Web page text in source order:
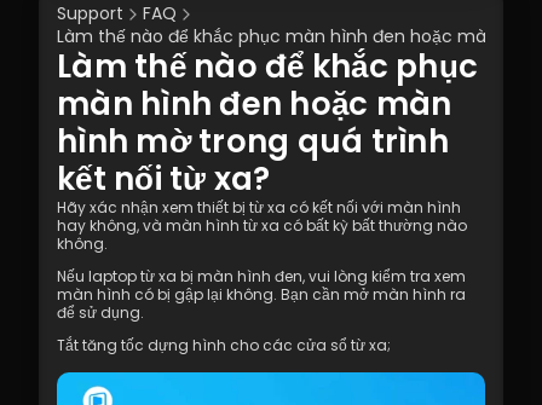
Terms of Service
Privacy Policy
Tài khoản Cá nhân DeskIn?
Cách thiết lập truy cập từ xa không cần
giám sát trên DeskIn
Phải làm gì nếu không nhận được Email
xác minh khi đăng nhập vào các thiết bị
mới?
Support
FAQ
Làm thế nào để khắc phục màn hình đen hoặc màn
Làm thế nào để khắc phục
màn hình đen hoặc màn
hình mờ trong quá trình
kết nối từ xa?
Hãy xác nhận xem thiết bị từ xa có kết nối với màn hình
hay không, và màn hình từ xa có bất kỳ bất thường nào
không.
Nếu laptop từ xa bị màn hình đen, vui lòng kiểm tra xem
màn hình có bị gập lại không. Bạn cần mở màn hình ra
để sử dụng.
Tắt tăng tốc dựng hình cho các cửa sổ từ xa;